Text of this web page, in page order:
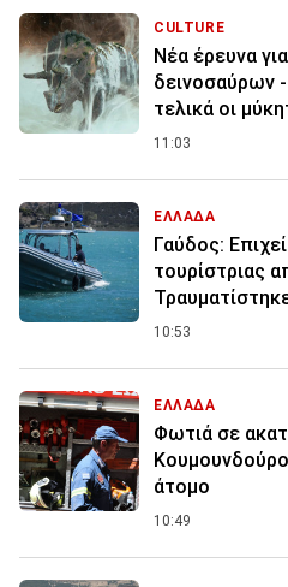
CULTURE
Νέα έρευνα
δεινοσαύρων -
τελικά οι
11:03
ΕΛΛΑΔΑ
Γαύδος:
τουρίστριας
10:53
ΕΛΛΑΔΑ
Φωτιά σε
άτομο
10:49